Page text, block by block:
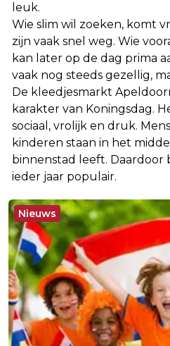
leuk.
Wie slim wil zoeken, komt
zijn vaak snel weg. Wie
kan later op de dag prima
vaak nog steeds gezellig,
De kleedjesmarkt
karakter van Koningsdag.
sociaal, vrolijk en druk.
kinderen staan in het
binnenstad leeft. Daardoor
ieder jaar populair.
Nieuws